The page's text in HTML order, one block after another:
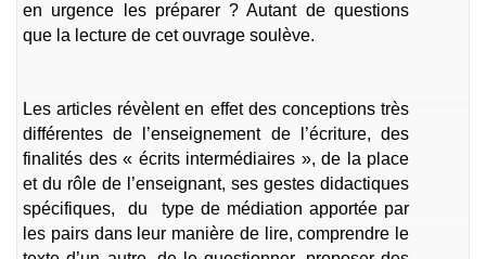
en urgence les préparer ? Autant de questions
que la lecture de cet ouvrage soulève.
Les articles révèlent en effet des conceptions très
différentes de l’enseignement de l’écriture, des
finalités des « écrits intermédiaires », de la place
et du rôle de l’enseignant, ses gestes didactiques
spécifiques, du type de médiation apportée par
les pairs dans leur manière de lire, comprendre le